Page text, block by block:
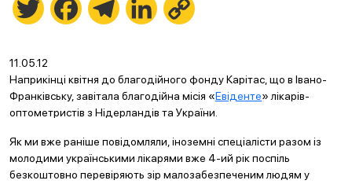
Twitter FacebookTelegramLinkedIn
11.05.12
Наприкінці квітня до благодійного фонду Карітас, що в Івано-
Франківську, завітала благодійна місія «Евіденте» лікарів-
оптометристів з Нідерландів та України.
Як ми вже раніше повідомляли, іноземні спеціалісти разом із
молодими українськими лікарями вже 4-ий рік поспіль
безкоштовно перевіряють зір малозабезпеченим людям у